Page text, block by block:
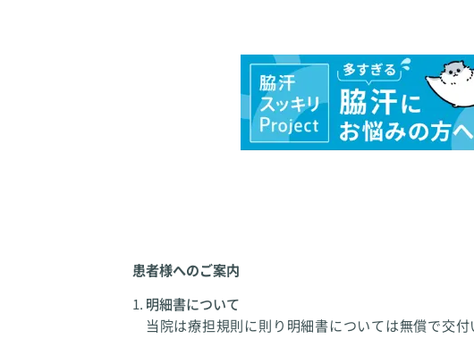
患者様へのご案内
明細書について
当院は療担規則に則り明細書については無償で交付